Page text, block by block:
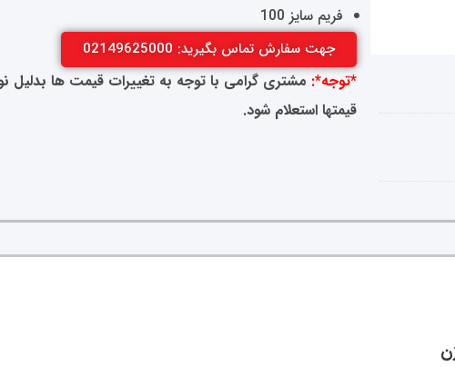
فریم سایز 100
جهت سفارش تماس بگیرید: 02149625000
*توجه*: مشتری گرامی با توجه به تغییرات قیمت ها بدلیل
قیمتها استعلام شود.